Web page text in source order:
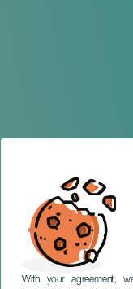
With your agreement,